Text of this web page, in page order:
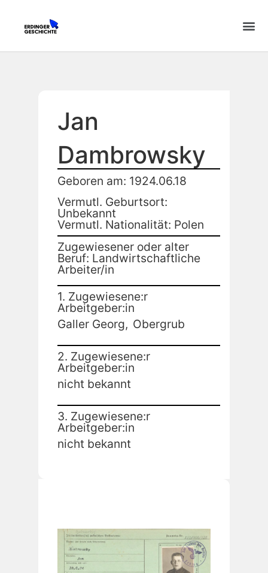
Jan
Dambrowsky
Geboren am: 1924.06.18
Vermutl. Geburtsort:
Unbekannt
Vermutl. Nationalität: Polen
Zugewiesener oder alter
Beruf: Landwirtschaftliche
Arbeiter/in
1. Zugewiesene:r
Arbeitgeber:in
Galler Georg, Obergrub
2. Zugewiesene:r
Arbeitgeber:in
nicht bekannt
3. Zugewiesene:r
Arbeitgeber:in
nicht bekannt